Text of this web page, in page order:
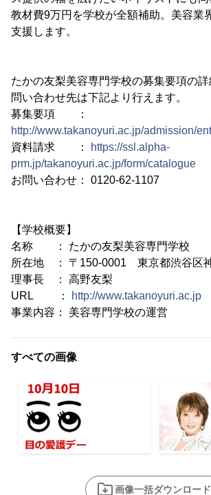
教材費9万円を学校が全額補助。美容業
支援します。
たかの友梨美容専門学校の募集要項の詳
問い合わせ先は下記より行えます。
募集要項 ：
http://www.takanoyuri.ac.jp/admission/
資料請求 ：
https://ssl.alpha-
prm.jp/takanoyuri.ac.jp/form/catalogue
お問い合わせ： 0120-62-1107
【学校概要】
名称 ： たかの友梨美容専門学校
所在地 ： 〒150-0001 東京都渋谷区
理事長 ： 高野友梨
URL ：
http://www.takanoyuri.ac.jp
事業内容： 美容専門学校の運営
すべての画像
画像一括ダウンロード